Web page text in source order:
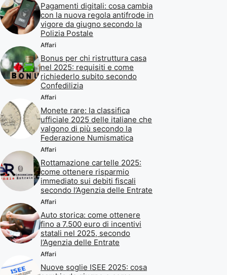
Pagamenti digitali: cosa cambia
con la nuova regola antifrode in
vigore da giugno secondo la
Polizia Postale
Affari
Bonus per chi ristruttura casa
nel 2025: requisiti e come
richiederlo subito secondo
Confedilizia
Affari
Monete rare: la classifica
ufficiale 2025 delle italiane che
valgono di più secondo la
Federazione Numismatica
Affari
Rottamazione cartelle 2025:
come ottenere risparmio
immediato sui debiti fiscali
secondo l’Agenzia delle Entrate
Affari
Auto storica: come ottenere
fino a 7.500 euro di incentivi
statali nel 2025, secondo
l’Agenzia delle Entrate
Affari
Nuove soglie ISEE 2025: cosa